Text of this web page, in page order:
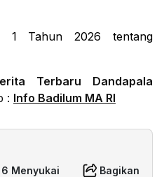
1 Tahun 2026 tentang
Terbaru Dandapala
: Info Badilum MA RI
6 Menyukai Bagikan